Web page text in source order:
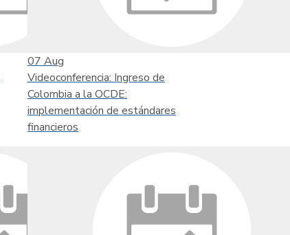
07 Aug
Videoconferencia: Ingreso de
Colombia a la OCDE:
implementación de estándares
financieros